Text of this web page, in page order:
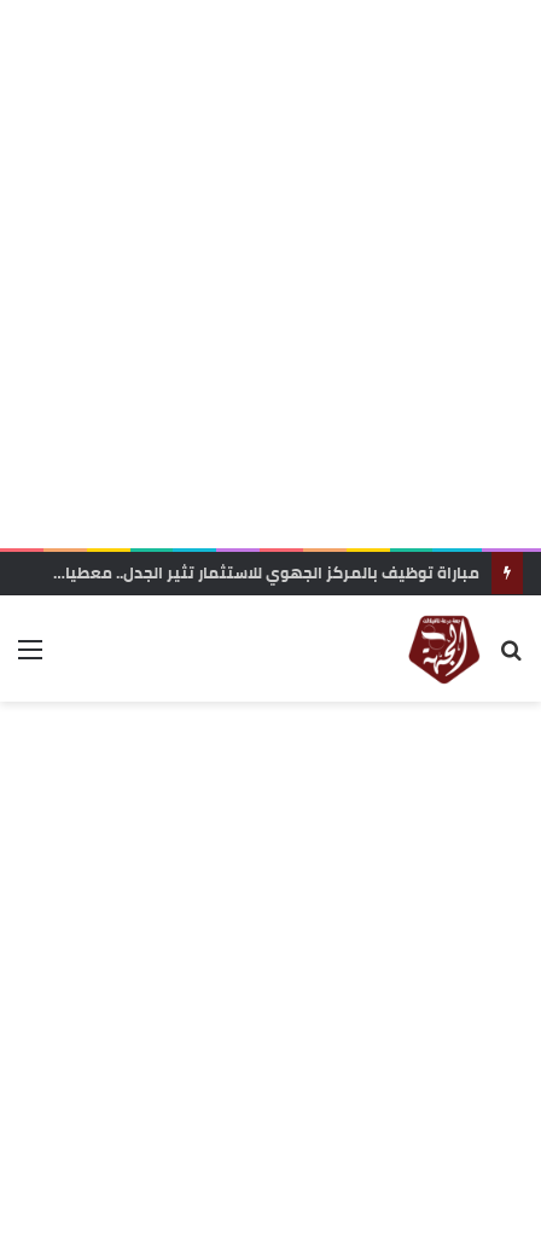
مباراة توظيف بالمركز الجهوي للاستثمار تثير الجدل.. معطيات حول محاولة “تفصيل المنصب” لفائدة مستخدمة مقربة